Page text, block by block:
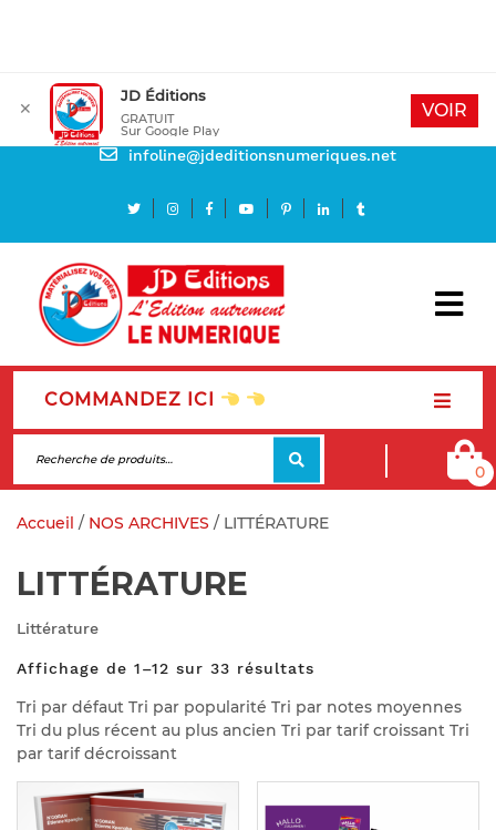
Besoin d'aide
infoline@jdeditionsnumeriques.net
COMMANDEZ ICI
0
Accueil / NOS ARCHIVES / LITTÉRATURE
LITTÉRATURE
Littérature
Affichage de 1–12 sur 33 résultats
Tri par défaut Tri par popularité Tri par notes moyennes
Tri du plus récent au plus ancien Tri par tarif croissant Tri
par tarif décroissant
✕
JD Éditions
GRATUIT
Sur Google Play
VOIR